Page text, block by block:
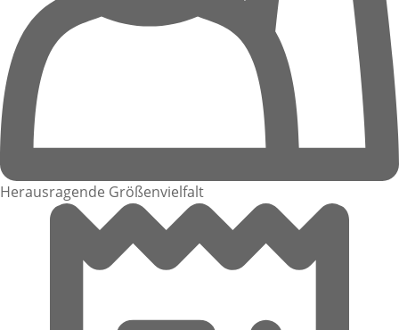
Herausragende Größenvielfalt